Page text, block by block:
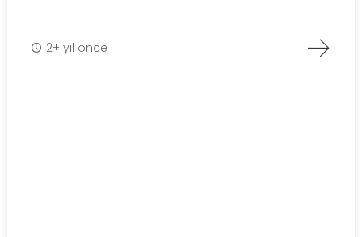
2+ yıl önce